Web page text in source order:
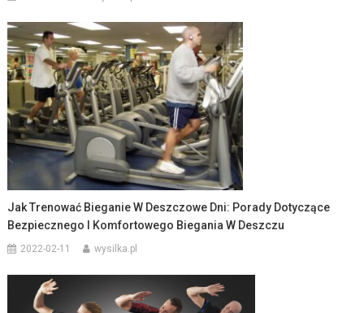
Jak Trenować Bieganie W Deszczowe Dni: Porady Dotyczące
Bezpiecznego I Komfortowego Biegania W Deszczu
2022-02-11 wysilka.pl